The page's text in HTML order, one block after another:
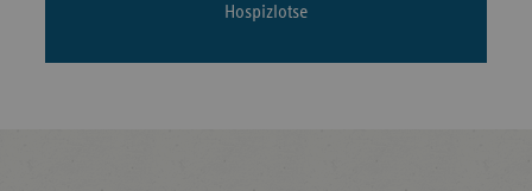
Hospizlotse